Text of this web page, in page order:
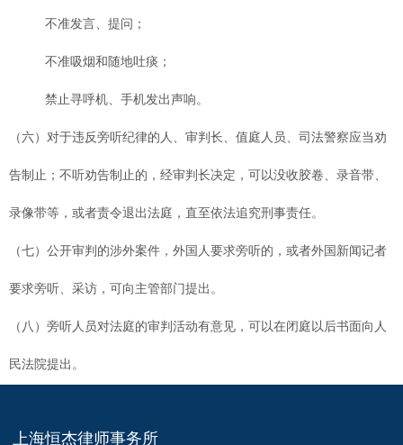
不准发言、提问；
不准吸烟和随地吐痰；
禁止寻呼机、手机发出声响。
（六）对于违反旁听纪律的人、审判长、值庭人员、司法警察应当劝
告制止；不听劝告制止的，经审判长决定，可以没收胶卷、录音带、
录像带等，或者责令退出法庭，直至依法追究刑事责任。
（七）公开审判的涉外案件，外国人要求旁听的，或者外国新闻记者
要求旁听、采访，可向主管部门提出。
（八）旁听人员对法庭的审判活动有意见，可以在闭庭以后书面向人
民法院提出。
上海恒杰律师事务所